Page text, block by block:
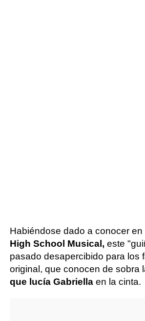
Habiéndose dado a conocer en
High School Musical, este
pasado desapercibido para los
original, que conocen de sobra
que lucía Gabriella en la cinta.